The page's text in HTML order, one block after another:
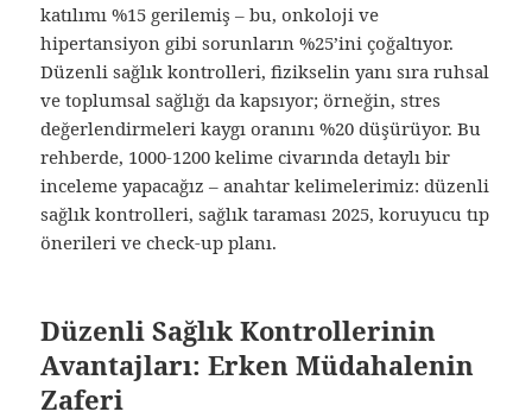
katılımı %15 gerilemiş – bu, onkoloji ve
hipertansiyon gibi sorunların %25’ini çoğaltıyor.
Düzenli sağlık kontrolleri, fizikselin yanı sıra ruhsal
ve toplumsal sağlığı da kapsıyor; örneğin, stres
değerlendirmeleri kaygı oranını %20 düşürüyor. Bu
rehberde, 1000-1200 kelime civarında detaylı bir
inceleme yapacağız – anahtar kelimelerimiz: düzenli
sağlık kontrolleri, sağlık taraması 2025, koruyucu tıp
önerileri ve check-up planı.
Düzenli Sağlık Kontrollerinin
Avantajları: Erken Müdahalenin
Zaferi